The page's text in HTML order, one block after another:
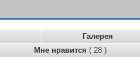
Галерея
Мне нравится ( 28 )